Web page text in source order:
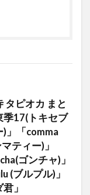
タピオカ まと
季17(トキセブ
)」「comma
ティー)」
ゴンチャ)」
(ブルプル)」
」